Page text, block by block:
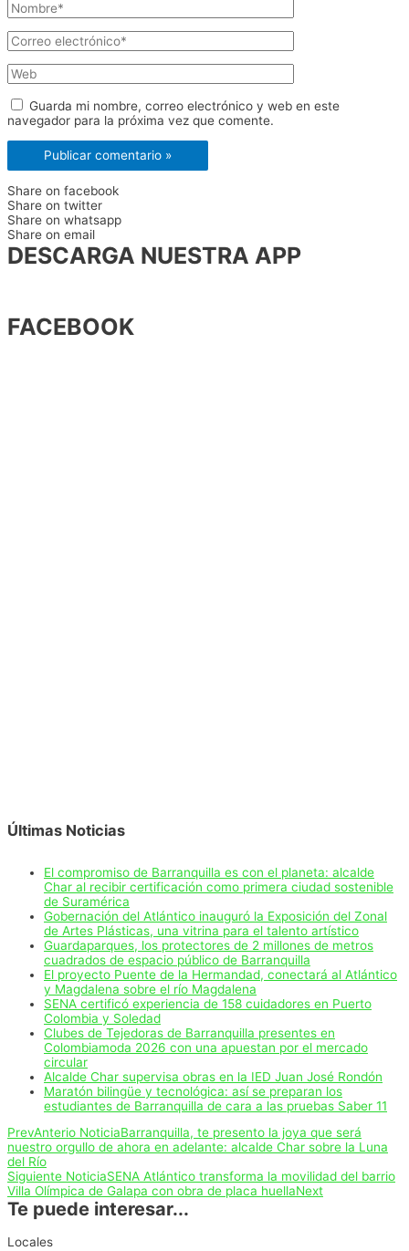
Nombre*
Correo
electrónico*
Web
Guarda mi nombre, correo electrónico y web en este
navegador para la próxima vez que comente.
Share on facebook
Share on twitter
Share on whatsapp
Share on email
DESCARGA NUESTRA APP
FACEBOOK
Últimas Noticias
El compromiso de Barranquilla es con el planeta: alcalde
Char al recibir certificación como primera ciudad sostenible
de Suramérica
Gobernación del Atlántico inauguró la Exposición del Zonal
de Artes Plásticas, una vitrina para el talento artístico
Guardaparques, los protectores de 2 millones de metros
cuadrados de espacio público de Barranquilla
El proyecto Puente de la Hermandad, conectará al Atlántico
y Magdalena sobre el río Magdalena
SENA certificó experiencia de 158 cuidadores en Puerto
Colombia y Soledad
Clubes de Tejedoras de Barranquilla presentes en
Colombiamoda 2026 con una apuestan por el mercado
circular
Alcalde Char supervisa obras en la IED Juan José Rondón
Maratón bilingüe y tecnológica: así se preparan los
estudiantes de Barranquilla de cara a las pruebas Saber 11
PrevAnterio NoticiaBarranquilla, te presento la joya que será
nuestro orgullo de ahora en adelante: alcalde Char sobre la Luna
del Río
Siguiente NoticiaSENA Atlántico transforma la movilidad del barrio
Villa Olímpica de Galapa con obra de placa huellaNext
Te puede interesar...
Locales